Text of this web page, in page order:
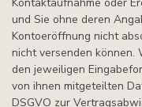
und Sie ohne deren
Kontoeröffnung nicht
nicht versenden können.
den jeweiligen
von ihnen mitgeteilten
DSGVO zur